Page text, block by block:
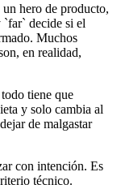
hero de producto,
decide si el
Muchos
en realidad,
tiene que
y solo cambia al
de malgastar
con intención. Es
técnico.